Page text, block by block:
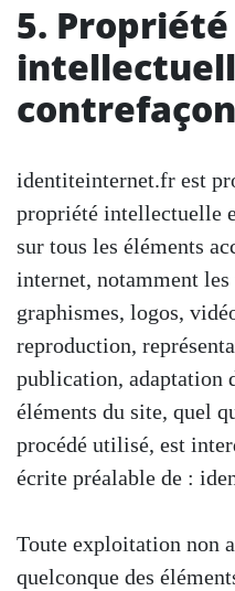
5. Propriété
identiteinternet.fr est
propriété intellectuelle
sur tous les éléments
internet, notamment les
graphismes, logos,
reproduction,
publication, adaptation
éléments du site, quel
procédé utilisé, est
écrite préalable de :
Toute exploitation non
quelconque des